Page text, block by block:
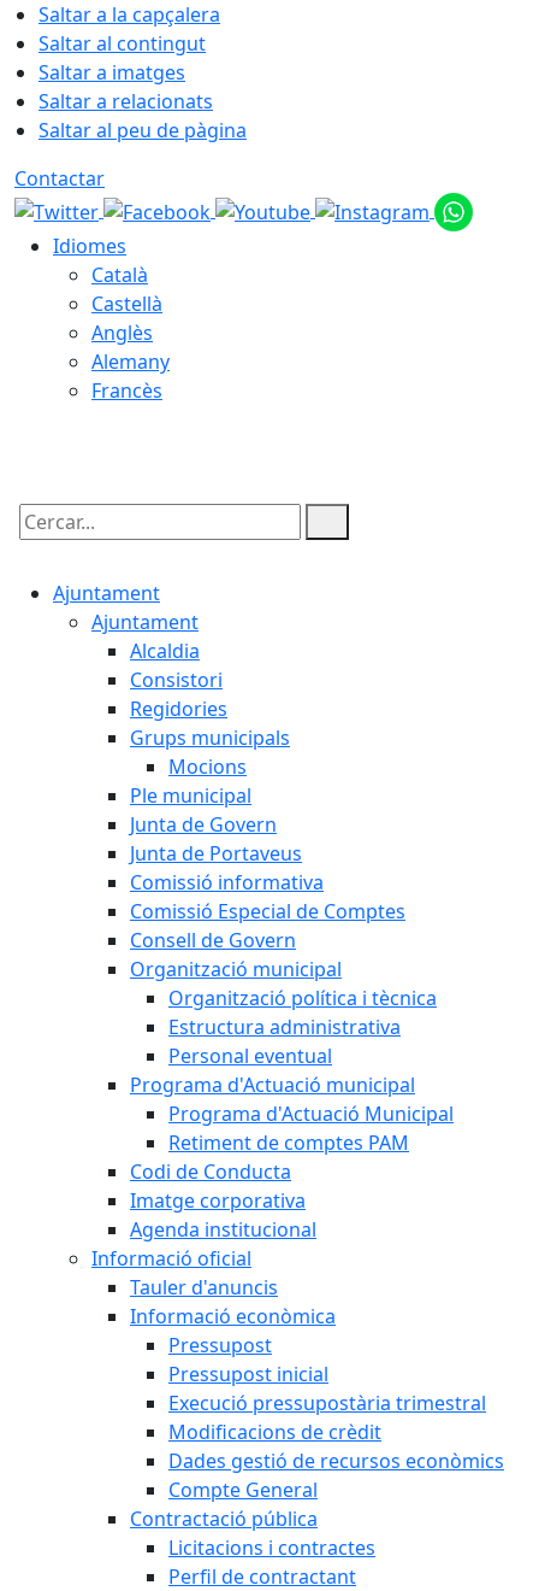
Saltar a la capçalera
Saltar al contingut
Saltar a imatges
Saltar a relacionats
Saltar al peu de pàgina
Contactar
Idiomes
Català
Castellà
Anglès
Alemany
Francès
Cercar:
Ajuntament
Ajuntament
Alcaldia
Consistori
Regidories
Grups municipals
Mocions
Ple municipal
Junta de Govern
Junta de Portaveus
Comissió informativa
Comissió Especial de Comptes
Consell de Govern
Organització municipal
Organització política i tècnica
Estructura administrativa
Personal eventual
Programa d'Actuació municipal
Programa d'Actuació Municipal
Retiment de comptes PAM
Codi de Conducta
Imatge corporativa
Agenda institucional
Informació oficial
Tauler d'anuncis
Informació econòmica
Pressupost
Pressupost inicial
Execució pressupostària trimestral
Modificacions de crèdit
Dades gestió de recursos econòmics
Compte General
Contractació pública
Licitacions i contractes
Perfil de contractant